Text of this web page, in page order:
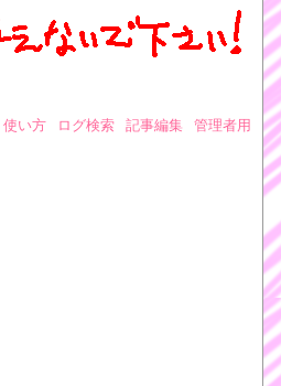
使い方 ログ検索 記事編集 管理者用